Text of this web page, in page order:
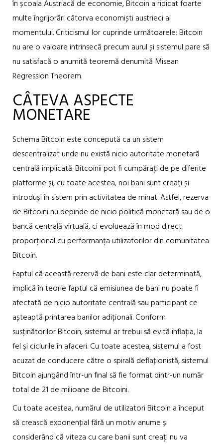
în școala Austriacă de economie, Bitcoin a ridicat foarte
multe îngrijorări câtorva economiști austrieci ai
momentului. Criticismul lor cuprinde următoarele: Bitcoin
nu are o valoare intrinsecă precum aurul și sistemul pare să
nu satisfacă o anumită teoremă denumită Misean
Regression Theorem.
CÂTEVA ASPECTE
MONETARE
Schema Bitcoin este concepută ca un sistem
descentralizat unde nu există nicio autoritate monetară
centrală implicată. Bitcoinii pot fi cumpărați de pe diferite
platforme și, cu toate acestea, noi bani sunt creați și
introduși în sistem prin activitatea de minat. Astfel, rezerva
de Bitcoini nu depinde de nicio politică monetară sau de o
bancă centrală virtuală, ci evoluează în mod direct
proporțional cu performanța utilizatorilor din comunitatea
Bitcoin.
Faptul că această rezervă de bani este clar determinată,
implică în teorie faptul că emisiunea de bani nu poate fi
afectată de nicio autoritate centrală sau participant ce
așteaptă printarea banilor adiționali. Conform
susținătorilor Bitcoin, sistemul ar trebui să evită inflația, la
fel și ciclurile în afaceri. Cu toate acestea, sistemul a fost
acuzat de conducere către o spirală deflaţionistă, sistemul
Bitcoin ajungând într-un final să fie format dintr-un număr
total de 21 de milioane de Bitcoini.
Cu toate acestea, numărul de utilizatori Bitcoin a început
să crească exponenţial fără un motiv anume și
considerând că viteza cu care banii sunt creați nu va